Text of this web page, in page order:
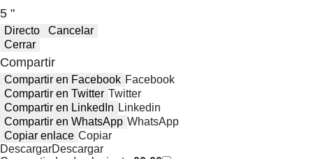
5 "
Directo
Cancelar
Cerrar
Compartir
Compartir en Facebook Facebook
Compartir en Twitter Twitter
Compartir en LinkedIn Linkedin
Compartir en WhatsApp WhatsApp
Copiar enlace Copiar
DescargarDescargar